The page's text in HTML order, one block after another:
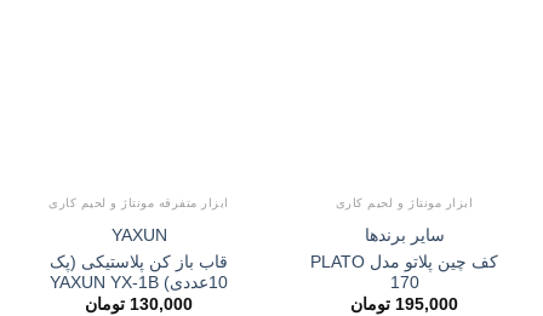
ابزار مونتاژ و لحیم کاری
سایر برندها
کف چین پلاتو مدل PLATO
170
195,000 تومان
ابزار متفرقه مونتاژ و لحیم کاری
YAXUN
قاب باز کن پلاستیکی (پک
10عددی) YAXUN YX-1B
130,000 تومان